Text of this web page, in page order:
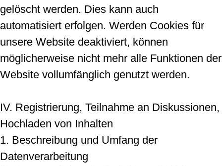
gelöscht werden. Dies kann auch
automatisiert erfolgen. Werden Cookies für
unsere Website deaktiviert, können
möglicherweise nicht mehr alle Funktionen der
Website vollumfänglich genutzt werden.
IV. Registrierung, Teilnahme an Diskussionen,
Hochladen von Inhalten
1. Beschreibung und Umfang der
Datenverarbeitung